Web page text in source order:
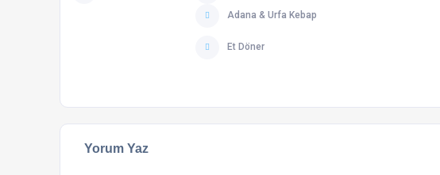
Adana & Urfa Kebap
Et Döner
Yorum Yaz